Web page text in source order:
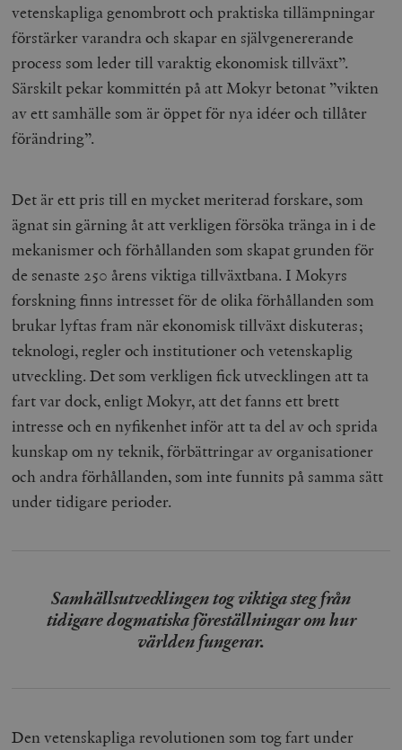
vetenskapliga genombrott och praktiska tillämpningar
förstärker varandra och skapar en självgenererande
process som leder till varaktig ekonomisk tillväxt”.
Särskilt pekar kommittén på att Mokyr betonat ”vikten
av ett samhälle som är öppet för nya idéer och tillåter
förändring”.
Det är ett pris till en mycket meriterad forskare, som
ägnat sin gärning åt att verkligen försöka tränga in i de
mekanismer och förhållanden som skapat grunden för
de senaste 250 årens viktiga tillväxtbana. I Mokyrs
forskning finns intresset för de olika förhållanden som
brukar lyftas fram när ekonomisk tillväxt diskuteras;
teknologi, regler och institutioner och vetenskaplig
utveckling. Det som verkligen fick utvecklingen att ta
fart var dock, enligt Mokyr, att det fanns ett brett
intresse och en nyfikenhet inför att ta del av och sprida
kunskap om ny teknik, förbättringar av organisationer
och andra förhållanden, som inte funnits på samma sätt
under tidigare perioder.
Samhällsutvecklingen tog viktiga steg från
tidigare dogmatiska föreställningar om hur
världen fungerar.
Den vetenskapliga revolutionen som tog fart under